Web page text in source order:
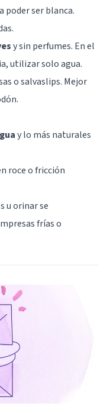
poder ser blanca.
y sin perfumes. En el
utilizar solo agua.
o salvaslips. Mejor
y lo más naturales
roce o fricción
u orinar se
frías o